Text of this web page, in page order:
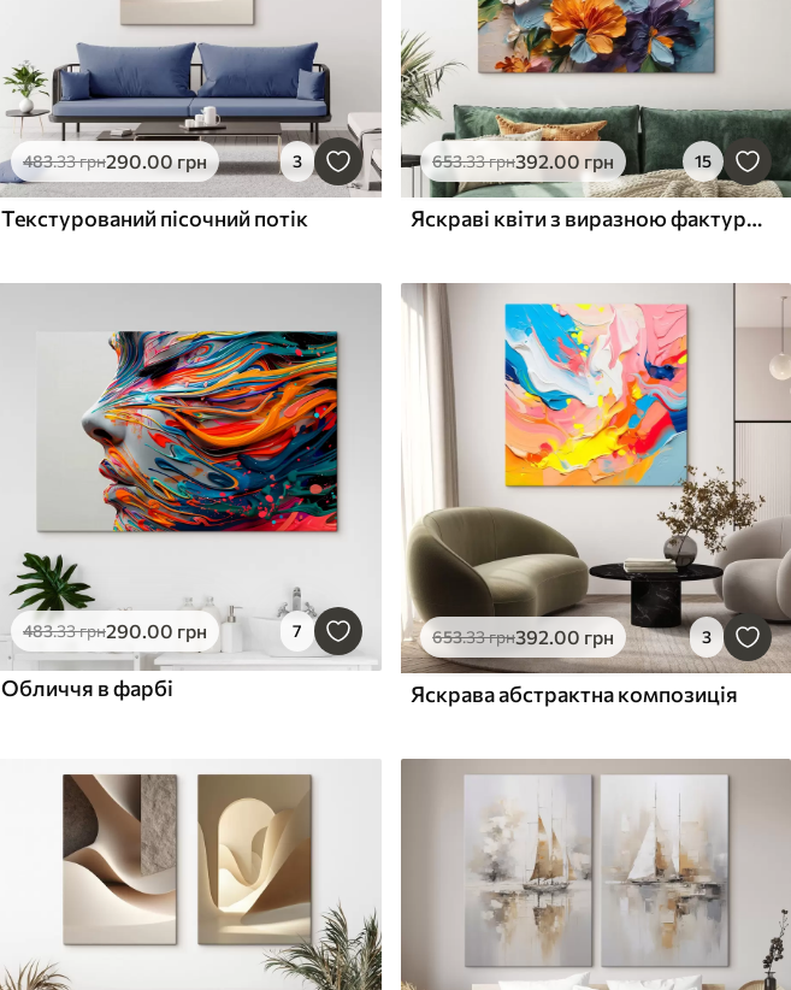
483.33грн290.00 грн 3
Текстурований пісочний потік
653.33грн392.00 грн 15
Яскраві квіти з виразною фактурою на пастельному тлі
483.33грн290.00 грн 7
Обличчя в фарбі
653.33грн392.00 грн 3
Яскрава абстрактна композиція